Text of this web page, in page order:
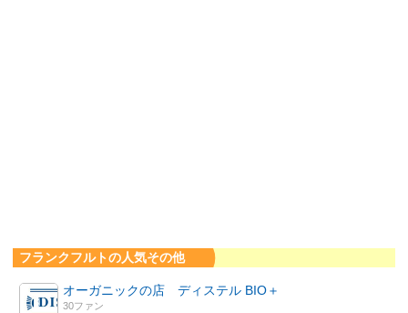
フランクフルトの人気その他
オーガニックの店 ディステル BIO＋
30ファン